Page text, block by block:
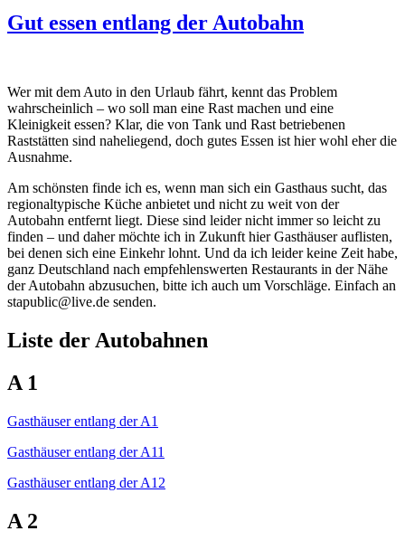
Gut essen entlang der Autobahn
Wer mit dem Auto in den Urlaub fährt, kennt das Problem
wahrscheinlich – wo soll man eine Rast machen und eine
Kleinigkeit essen? Klar, die von Tank und Rast betriebenen
Raststätten sind naheliegend, doch gutes Essen ist hier wohl eher die
Ausnahme.
Am schönsten finde ich es, wenn man sich ein Gasthaus sucht, das
regionaltypische Küche anbietet und nicht zu weit von der
Autobahn entfernt liegt. Diese sind leider nicht immer so leicht zu
finden – und daher möchte ich in Zukunft hier Gasthäuser auflisten,
bei denen sich eine Einkehr lohnt. Und da ich leider keine Zeit habe,
ganz Deutschland nach empfehlenswerten Restaurants in der Nähe
der Autobahn abzusuchen, bitte ich auch um Vorschläge. Einfach an
stapublic@live.de senden.
Liste der Autobahnen
A 1
Gasthäuser entlang der A1
Gasthäuser entlang der A11
Gasthäuser entlang der A12
A 2